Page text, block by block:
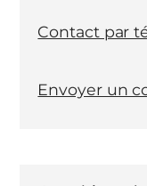
Contact par
Envoyer un